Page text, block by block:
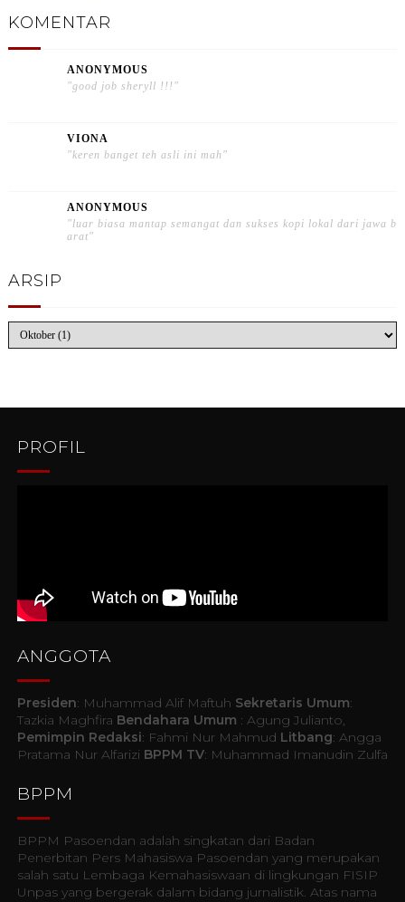
KOMENTAR
ANONYMOUS
"good job sheryll !!!"
VIONA
"keren banget teh asli ini mah"
ANONYMOUS
"luar biasa mantap semangat dan sukses kopi lokal dari jawa b
arat"
ARSIP
PROFIL
ANGGOTA
Presiden: Muhammad Alif Maftuh Sekretaris Umum:
Tazkia Maghfira Bendahara Umum : Agung Julianto,
Pemimpin Redaksi: Fahmi Nur Mahmud Litbang: Angga
Pratama Nur Alfarizi BPPM TV: Muhammad Imanudin Zulfa
BPPM
BPPM Pasoendan adalah singkatan dari Badan
Penerbitan Pers Mahasiswa Pasoendan yang merupakan
salah satu Lembaga Kemahasiswaan di lingkungan FISIP
Unpas yang bergerak dalam bidang jurnalistik. Atas nama